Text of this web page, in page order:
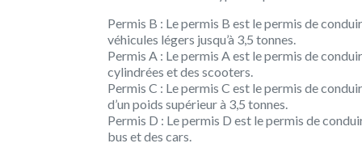
Permis B : Le permis B est le permis de
véhicules légers jusqu’à 3,5 tonnes.
Permis A : Le permis A est le permis de
cylindrées et des scooters.
Permis C : Le permis C est le permis de
d’un poids supérieur à 3,5 tonnes.
Permis D : Le permis D est le permis de
bus et des cars.